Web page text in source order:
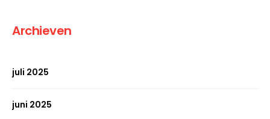
Archieven
juli 2025
juni 2025